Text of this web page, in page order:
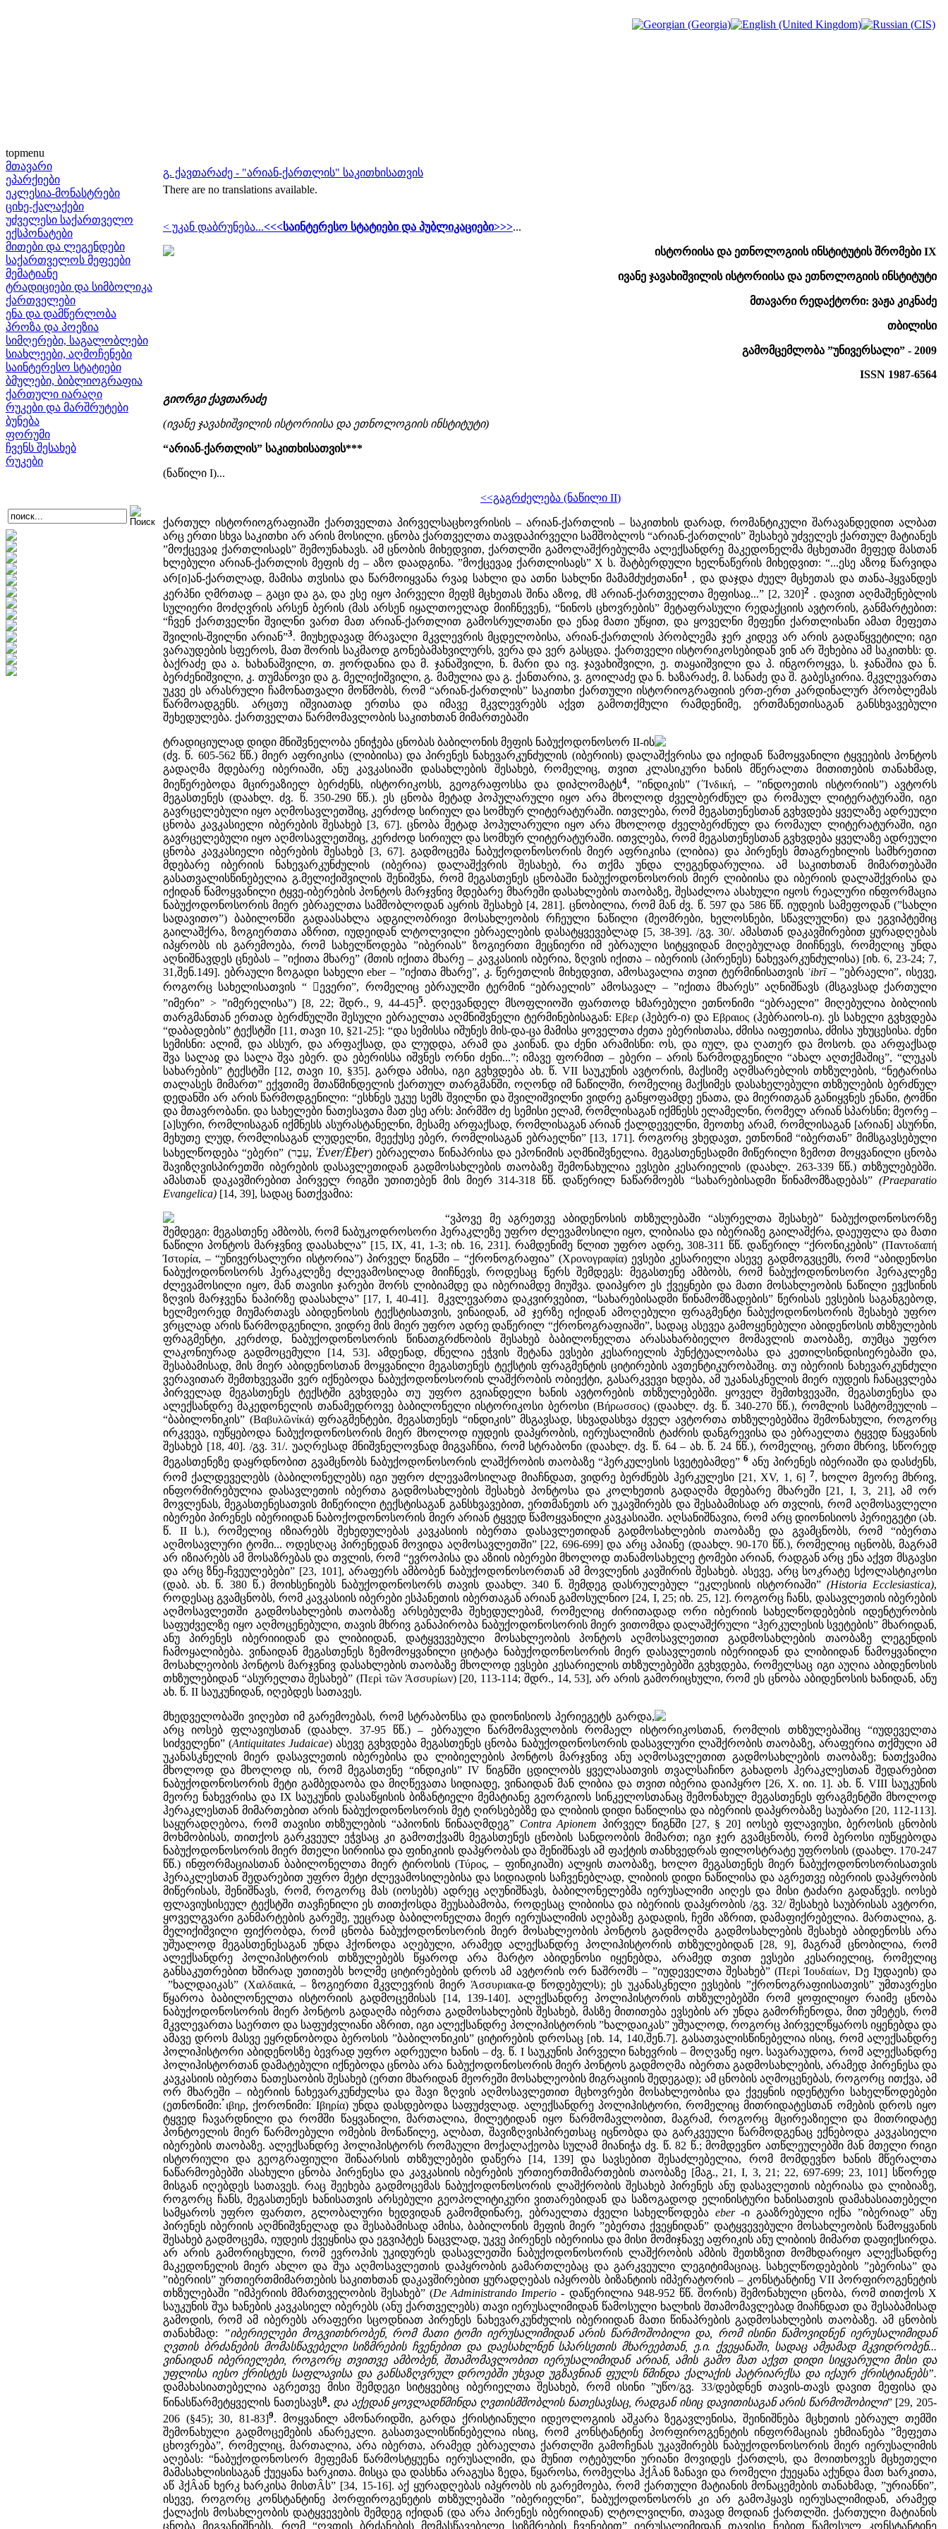
topmenu
მთავარი
ეპარქიები
ეკლესია-მონასტრები
ციხე-ქალაქები
უძველესი საქართველო
ექსპონატები
მითები და ლეგენდები
საქართველოს მეფეები
მემატიანე
ტრადიციები და სიმბოლიკა
ქართველები
ენა და დამწერლობა
პროზა და პოეზია
სიმღერები, საგალობლები
სიახლეები, აღმოჩენები
საინტერესო სტატიები
ბმულები, ბიბლიოგრაფია
ქართული იარაღი
რუკები და მარშრუტები
ბუნება
ფორუმი
ჩვენს შესახებ
რუკები
გ. ქავთარაძე - "არიან-ქართლის" საკითხისათვის
There are no translations available.
< უკან დაბრუნება...<<<საინტერესო სტატიები და პუბლიკაციები>>>...
ისტორიისა და ეთნოლოგიის ინსტიტუტის შრომებიIX
ივანე ჯავახიშვილის ისტორიისა და ეთნოლოგიის ინსტიტუტი
მთავარი რედაქტორი: ვაჟა კიკნაძე
თბილისი
გამომცემლობა ”უნივერსალი” - 2009
ISSN 1987-6564
გიორგი ქავთარაძე
(ივანე ჯავახიშვილის ისტორიისა და ეთნოლოგიის ინსტიტუტი)
“არიან-ქართლის” საკითხისათვის***
(ნაწილი I)...
<<გაგრძელება (ნაწილი II)
ქართულ ისტორიოგრაფიაში ქართველთა პირველსაცხოვრისის – არიან-ქართლის – საკითხის დარად, რომანტიკული შარავანდედით ალბათ
არც ერთი სხვა საკითხი არ არის მოსილი. ცნობა ქართველთა თავდაპირველი სამშობლოს “არიან-ქართლის” შესახებ უძველეს ქართულ მატიანეს
”მოქცევაჲ ქართლისაჲს” შემოუნახავს. ამ ცნობის მიხედვით, ქართლში გამოლაშქრებულმა ალექსანდრე მაკედონელმა მცხეთაში მეფედ მასთან
ხლებული არიან-ქართლის მეფის ძე – აზო დაადგინა. ”მოქცევაჲ ქართლისაჲს” X ს. შატბერდული ხელნაწერის მიხედვით: “...ესე აზოჲ წარვიდა
არ[ი]ან-ქართლად, მამისა თჳსისა და წარმოიყვანა რვაჲ სახლი და ათნი სახლნი მამამძუძეთანი1 , და დაჯდა ძუელ მცხეთას და თანა-ჰყვანდეს
კერპნი ღმრთად – გაცი და გა, და ესე იყო პირველი მეფჱ მცხეთას შინა აზოჲ, ძჱ არიან-ქართველთა მეფისაჲ...” [2, 320]2 . დავით აღმაშენებლის
სულიერი მოძღვრის არსენ ბერის (მას არსენ იყალთოელად მიიჩნევენ), “ნინოს ცხოვრების” მეტაფრასული რედაქციის ავტორის, განმარტებით:
“ჩვენ ქართველნი შვილნი ვართ მათ არიან-ქართლით გამოსრულთანი და ენაჲ მათი უწყით, და ყოველნი მეფენი ქართლისანი ამათ მეფეთა
შვილის-შვილნი არიან”3. მიუხედავად მრავალი მკვლევრის მცდელობისა, არიან-ქართლის პრობლემა ჯერ კიდევ არ არის გადაწყვეტილი; იგი
ვარაუდების სფეროს, მათ შორის საკმაოდ გონებამახვილურს, ვერა და ვერ გასცდა. ქართველი ისტორიკოსებიდან ვინ არ შეხებია ამ საკითხს: დ.
ბაქრაძე და ა. ხახანაშვილი, თ. ჟორდანია და მ. ჯანაშვილი, ნ. მარი და ივ. ჯავახიშვილი, ე. თაყაიშვილი და პ. ინგოროყვა, ს. ჯანაშია და ნ.
ბერძენიშვილი, კ. თუმანოვი და გ. მელიქიშვილი, გ. მამულია და გ. ქანთარია, ვ. გოილაძე და ნ. ხაზარაძე, მ. სანაძე და შ. გაბესკირია. მკვლევართა
უკვე ეს არასრული ჩამონათვალი მოწმობს, რომ “არიან-ქართლის” საკითხი ქართული ისტორიოგრაფიის ერთ-ერთ კარდინალურ პრობლემას
წარმოადგენს. არცთუ იშვიათად ერთსა და იმავე მკვლევრებს აქვთ გამოთქმული რამდენიმე, ერთმანეთისაგან განსხვავებული
შეხედულება. ქართველთა წარმომავლობის საკითხთან მიმართებაში
ტრადიციულად დიდი მნიშვნელობა ენიჭება ცნობას ბაბილონის მეფის ნაბუქოდონოსორ II-ის
(ძვ. წ. 605-562 წწ.) მიერ აფრიკისა (ლიბიისა) და პირენეს ნახევარკუნძულის (იბერიის) დალაშქვრისა და იქიდან წამოყვანილი ტყვეების პონტოს
გადაღმა მდებარე იბერიაში, ანუ კავკასიაში დასახლების შესახებ, რომელიც, თვით კლასიკური ხანის მწერალთა მითითების თანახმად,
მიეწერებოდა მცირეაზიელ ბერძენს, ისტორიკოსს, გეოგრაფოსსა და დიპლომატს4, ”ინდიკის” (΄Ίνδική, – ”ინდოეთის ისტორიის”) ავტორს
მეგასთენეს (დაახლ. ძვ. წ. 350-290 წწ.). ეს ცნობა მეტად პოპულარული იყო არა მხოლოდ ძველბერძნულ და რომაულ ლიტერატურაში, იგი
გავრცელებული იყო აღმოსავლეთშიც, კერძოდ სირიულ და სომხურ ლიტერატურაში. ითვლება, რომ მეგასთენესთან გვხვდება ყველაზე ადრეული
ცნობა კავკასიელი იბერების შესახებ [3, 67]. ცნობა მეტად პოპულარული იყო არა მხოლოდ ძველბერძნულ და რომაულ ლიტერატურაში, იგი
გავრცელებული იყო აღმოსავლეთშიც, კერძოდ სირიულ და სომხურ ლიტერატურაში. ითვლება, რომ მეგასთენესთან გვხვდება ყველაზე ადრეული
ცნობა კავკასიელი იბერების შესახებ [3, 67]. გადმოცემა ნაბუქოდონოსორის მიერ აფრიკისა (ლიბია) და პირენეს მთაგრეხილის სამხრეთით
მდებარე იბერიის ნახევარკუნძულის (იბერია) დალაშქვრის შესახებ, რა თქმა უნდა ლეგენდარულია. ამ საკითხთან მიმართებაში
გასათვალისწინებელია გ.მელიქიშვილის შენიშვნა, რომ მეგასთენეს ცნობაში ნაბუქოდონოსორის მიერ ლიბიისა და იბერიის დალაშქვრისა და
იქიდან წამოყვანილი ტყვე-იბერების პონტოს მარჯვნივ მდებარე მხარეში დასახლების თაობაზე, შესაძლოა ასახული იყოს რეალური ინფორმაცია
ნაბუქოდონოსორის მიერ ებრაელთა სამშობლოდან აყრის შესახებ [4, 281]. ცნობილია, რომ მან ძვ. წ. 597 და 586 წწ. იუდეის სამეფოდან (”სახლი
სადავითო”) ბაბილონში გადაასახლა ადგილობრივი მოსახლეობის რჩეული ნაწილი (მეომრები, ხელოსნები, სწავლულნი) და ეგვიპტეშიც
გაილაშქრა, ზოგიერთთა აზრით, იუდეიდან ლტოლვილი ებრაელების დასატყვევებლად [5, 38-39]. /გვ. 30/. ამასთან დაკავშირებით ყურადღებას
იპყრობს ის გარემოება, რომ სახელწოდება ”იბერიას” ზოგიერთი მეცნიერი იმ ებრაული სიტყვიდან მიღებულად მიიჩნევს, რომელიც უნდა
აღნიშნავდეს ცნებას – ”იქითა მხარე” (მთის იქითა მხარე – კავკასიის იბერია, ზღვის იქითა – იბერიის (პირენეს) ნახევარკუნძულისა) [იხ. 6, 23-24; 7,
31,შენ.149]. ებრაული ზოგადი სახელი eber – ”იქითა მხარე”, კ. წერეთლის მიხედვით, ამოსავალია თვით ტერმინისათვის ʿibrī – ”ებრაელი”, ისევე,
როგორც სახელისათვის “ევერი”, რომელიც ებრაულში ტერმინ “ებრაელის” ამოსავალ – ”იქითა მხარეს” აღნიშნავს (მსგავსად ქართული
”იმერი” > ”იმერელისა”) [8, 22; შდრ., 9, 44-45]5. დღევანდელ მსოფლიოში ფართოდ ხმარებული ეთნონიმი “ებრაელი” მიღებულია ბიბლიის
თარგმანთან ერთად ბერძნულში შესული ებრაელთა აღმნიშვნელი ტერმინებისაგან: Εβερ (ჰებერ-ი) და Εβραιος (ჰებრაიოს-ი). ეს სახელი გვხვდება
“დაბადების” ტექსტში [11, თავი 10, §21-25]: “და სემისსა იშუნეს მის-და-ცა მამისა ყოველთა ძეთა ებერისთასა, ძმისა იაფეთისა, ძმისა უხუცესისა. ძენი
სემისნი: ალიმ, და ასსურ, და არფაქსად, და ლუდდა, არამ და კაინან. და ძენი არამისნი: ოს, და იულ, და ღათერ და მოსოხ. და არფაქსად
შვა სალაჲ და სალა შვა ებერ. და ებერისსა იშვნეს ორნი ძენი...”; იმავე ფორმით – ებერი – არის წარმოდგენილი “ახალ აღთქმაშიც”, “ლუკას
სახარების” ტექსტში [12, თავი 10, §35]. გარდა ამისა, იგი გვხვდება ახ. წ. VII საუკუნის ავტორის, მაქსიმე აღმსარებლის თხზულების, “ნეტარისა
თალასეს მიმართ” ექვთიმე მთაწმინდელის ქართულ თარგმანში, ოღონდ იმ ნაწილში, რომელიც მაქსიმეს დასახელებული თხზულების ბერძნულ
დედანში არ არის წარმოდგენილი: “ესხნეს უკუე სემს შვილნი და შვილიშვილნი ვიდრე განყოფამდე ენათა, და მიერითგან განიყვნეს ენანი, ტომნი
და მთავრობანი. და სახელები ნათესავთა მათ ესე არს: პირმშო ძე სემისი ელამ, რომლისაგან იქმნესს ელამელნი, რომელ არიან სპარსნი; მეორე –
[ა]სური, რომლისაგან იქმნესს ასურასტანელნი, მესამე არფაქსად, რომლისაგან არიან ქალდეველნი, მეოთხე არამ, რომლისაგან [არიან] ასურნი,
მეხუთე ლუდ, რომლისაგან ლუდელნი, მეექუსე ებერ, რომლისაგან ებრაელნი” [13, 171]. როგორც ვხედავთ, ეთნონიმ “იბერთან” მიმსგავსებული
სახელწოდება “ებერი” (עֵבֶר, ʿÉver/Ēḇer) ებრაელთა წინაპრისა და ეპონიმის აღმნიშვნელია. მეგასთენესადმი მიწერილი ზემოთ მოყვანილი ცნობა
შავიზღვისპირეთში იბერების დასავლეთიდან გადმოსახლების თაობაზე შემონახულია ევსები კესარიელის (დაახლ. 263-339 წწ.) თხზულებებში.
ამასთან დაკავშირებით პირველ რიგში უთითებენ მის მიერ 314-318 წწ. დაწერილ ნაწარმოებს “სახარებისადმი წინამომზადებას” (Praeparatio
Evangelica) [14, 39], სადაც ნათქვამია:
“ვპოვე მე აგრეთვე აბიდენოსის თხზულებაში “ასურელთა შესახებ” ნაბუქოდონოსორზე
შემდეგი: მეგასთენე ამბობს, რომ ნაბუკოდროსორი ჰერაკლეზე უფრო ძლევამოსილი იყო, ლიბიასა და იბერიაზე გაილაშქრა, დაეუფლა და მათი
ნაწილი პონტოს მარჯვნივ დაასახლა” [15, IX, 41, 1-3; იხ. 16, 231]. რამდენიმე წლით უფრო ადრე, 308-311 წწ. დაწერილ “ქრონიკების” (Παντοδαπή
Ίστορία, – “უნივერსალური ისტორია”) პირველ წიგნში – “ქრონოგრაფია” (Χρονογραφία) ევსები კესარიელი ასევე გადმოგვცემს, რომ “აბიდენოსი
ნაბუქოდონოსორს ჰერაკლეზე ძლევამოსილად მიიჩნევს, როდესაც წერს შემდეგს: მეგასთენე ამბობს, რომ ნაბუქოდონოსორი ჰერაკლეზე
ძლევამოსილი იყო, მან თავისი ჯარები შორს ლიბიამდე და იბერიამდე მიუშვა. დაიპყრო ეს ქვეყნები და მათი მოსახლეობის ნაწილი ევქსინის
ზღვის მარჯვენა ნაპირზე დაასახლა” [17, I, 40-41]. მკვლევართა დაკვირვებით, “სახარებისადმი წინამომზადების” წერისას ევსების საგანგებოდ,
ხელმეორედ მიუმართავს აბიდენოსის ტექსტისათვის, ვინაიდან, ამ ჯერზე იქიდან ამოღებული ფრაგმენტი ნაბუქოდონოსორის შესახებ უფრო
ვრცლად არის წარმოდგენილი, ვიდრე მის მიერ უფრო ადრე დაწერილ “ქრონოგრაფიაში”, სადაც ასევეა გამოყენებული აბიდენოსის თხზულების
ფრაგმენტი, კერძოდ, ნაბუქოდონოსორის წინათგრძნობის შესახებ ბაბილონელთა არასახარბიელო მომავლის თაობაზე, თუმცა უფრო
ლაკონიურად გადმოცემული [14, 53]. ამდენად, ძნელია ეჭვის შეტანა ევსები კესარიელის პუნქტუალობასა და კეთილსინდისიერებაში და,
შესაბამისად, მის მიერ აბიდენოსთან მოყვანილი მეგასთენეს ტექსტის ფრაგმენტის ციტირების ავთენტიკურობაშიც. თუ იბერიის ნახევარკუნძული
ვერავითარ შემთხვევაში ვერ იქნებოდა ნაბუქოდონოსორის ლაშქრობის ობიექტი, გასარკვევი ხდება, ამ უკანასკნელის მიერ იუდეის ჩანაცვლება
პირველად მეგასთენეს ტექსტში გვხვდება თუ უფრო გვიანდელი ხანის ავტორების თხზულებებში. ყოველ შემთხვევაში, მეგასთენესა და
ალექსანდრე მაკედონელის თანამედროვე ბაბილონელი ისტორიკოსი ბეროსი (Βήρωσσος) (დაახლ. ძვ. წ. 340-270 წწ.), რომლის სამტომეულის –
“ბაბილონიკის” (Βαβυλῶνίκά) ფრაგმენტები, მეგასთენეს “ინდიკის” მსგავსად, სხვადასხვა ძველ ავტორთა თხზულებებშია შემონახული, როგორც
ირკვევა, იუწყებოდა ნაბუქოდონოსორის მიერ მხოლოდ იუდეის დაპყრობის, იერუსალიმის ტაძრის დანგრევისა და ებრაელთა ტყვედ წაყვანის
შესახებ [18, 40]. /გვ. 31/. უაღრესად მნიშვნელოვნად მიგვაჩნია, რომ სტრაბონი (დაახლ. ძვ. წ. 64 – ახ. წ. 24 წწ.), რომელიც, ერთი მხრივ, სწორედ
მეგასთენეზე დაყრდნობით გვამცნობს ნაბუქოდონოსორის ლაშქრობის თაობაზე “ჰერკულესის სვეტებამდე”6 ანუ პირენეს იბერიაში და დასძენს,
რომ ქალდეველებს (ბაბილონელებს) იგი უფრო ძლევამოსილად მიაჩნდათ, ვიდრე ბერძნებს ჰერკულესი [21, XV, 1, 6] 7, ხოლო მეორე მხრივ,
ინფორმირებულია დასავლეთის იბერთა გადმოსახლების შესახებ პონტოსა და კოლხეთის გადაღმა მდებარე მხარეში [21, I, 3, 21], ამ ორ
მოვლენას, მეგასთენესათვის მიწერილი ტექსტისაგან განსხვავებით, ერთმანეთს არ უკავშირებს და შესაბამისად არ თვლის, რომ აღმოსავლელი
იბერები პირენეს იბერიიდან ნაბოქოდონოსორის მიერ არიან ტყვედ წამოყვანილი კავკასიაში. აღსანიშნავია, რომ არც დიონისიოს პერიეგეტი (ახ.
წ. II ს.), რომელიც იზიარებს შეხედულებას კავკასიის იბერთა დასავლეთიდან გადმოსახლების თაობაზე და გვამცნობს, რომ “იბერთა
აღმოსავლური ტომი... ოდესღაც პირენედან მოვიდა აღმოსავლეთში” [22, 696-699] და არც აპიანე (დაახლ. 90-170 წწ.), რომელიც იცნობს, მაგრამ
არ იზიარებს ამ მოსაზრებას და თვლის, რომ “ევროპისა და აზიის იბერები მხოლოდ თანამოსახელე ტომები არიან, რადგან არც ენა აქვთ მსგავსი
და არც ზნე-ჩვეულებები” [23, 101], არაფერს ამბობენ ნაბუქოდონოსორთან ამ მოვლენის კავშირის შესახებ. ასევე, არც სოკრატე სქოლასტიკოსი
(დაბ. ახ. წ. 380 წ.) მოიხსენიებს ნაბუქოდონოსორს თავის დაახლ. 340 წ. შემდეგ დასრულებულ “ეკლესიის ისტორიაში” (Historia Ecclesiastica),
როდესაც გვამცნობს, რომ კავკასიის იბერები ესპანეთის იბერთაგან არიან გამოსულნიო [24, I, 25; იხ. 25, 12]. როგორც ჩანს, დასავლეთის იბერების
აღმოსავლეთში გადმოსახლების თაობაზე არსებულმა შეხედულებამ, რომელიც ძირითადად ორი იბერიის სახელწოდებების იდენტურობის
საფუძველზე იყო აღმოცენებული, თავის მხრივ განაპირობა ნაბუქოდონოსორის მიერ ვითომდა დალაშქრული “ჰერკულესის სვეტების” მხარიდან,
ანუ პირენეს იბერიიიდან და ლიბიიდან, დატყვევებული მოსახლეობის პონტოს აღმოსავლეთით გადმოსახლების თაობაზე ლეგენდის
ჩამოყალიბება. ვინაიდან მეგასთენეს ზემომოყვანილი ციტატა ნაბუქოდონოსორის მიერ დასავლეთის იბერიიდან და ლიბიიდან წამოყვანილი
მოსახლეობის პონტოს მარჯვნივ დასახლების თაობაზე მხოლოდ ევსები კესარიელის თხზულებებში გვხვდება, რომელსაც იგი აუღია აბიდენოსის
თხზულებიდან “ასურელთა შესახებ” (Περὶ τῶν Άσσυρίων) [20, 113-114; შდრ., 14, 53], არ არის გამორიცხული, რომ ეს ცნობა აბიდენოსის ხანიდან, ანუ
ახ. წ. II საუკუნიდან, იღებდეს სათავეს.
მხედველობაში ვიღებთ იმ გარემოებას, რომ სტრაბონსა და დიონისიოს პერიეგეტს გარდა,
არც იოსებ ფლავიუსთან (დაახლ. 37-95 წწ.) – ებრაული წარმომავლობის რომაელ ისტორიკოსთან, რომლის თხზულებაშიც “იუდეველთა
სიძველენი”(Antiquitates Judaicae) ასევე გვხვდება მეგასთენეს ცნობა ნაბუქოდონოსორის დასავლური ლაშქრობის თაობაზე, არაფერია თქმული ამ
უკანასკნელის მიერ დასავლეთის იბერებისა და ლიბიელების პონტოს მარჯვნივ ანუ აღმოსავლეთით გადმოსახლების თაობაზე; ნათქვამია
მხოლოდ და მხოლოდ ის, რომ მეგასთენე “ინდიკის” IV წიგნში ცდილობს ყველასათვის თვალსაჩინო გახადოს ჰერაკლესთან შედარებით
ნაბუქოდონოსორის მეტი გამბედაობა და მიღწევათა სიდიადე, ვინაიდან მან ლიბია და თვით იბერია დაიპყრო [26, X. იი. 1]. ახ. წ. VIII საუკუნის
მეორე ნახევრისა და IX საუკუნის დასაწყისის ბიზანტიელი მემატიანე გეორგიოს სინკელოსთანაც შემონახულ მეგასთენეს ფრაგმენტში მხოლოდ
ჰერაკლესთან მიმართებით არის ნაბუქოდონოსორის მეტ ღირსებებზე და ლიბიის დიდი ნაწილისა და იბერიის დაპყრობაზე საუბარი [20, 112-113].
საყურადღებოა, რომ თავისი თხზულების “აპიონის წინააღმდეგ” Contra Apionem პირველ წიგნში [27, § 20] იოსებ ფლავიუსი, ბეროსის ცნობის
მოხმობისას, თითქოს გარკვეულ ეჭვსაც კი გამოთქვამს მეგასთენეს ცნობის სანდოობის მიმართ; იგი ჯერ გვამცნობს, რომ ბეროსი იუწყებოდა
ნაბუქოდონოსორის მიერ მთელი სირიისა და ფინიკიის დაპყრობას და შენიშნავს ამ ფაქტის თანხვედრას ფილოსტრატე უფროსის (დაახლ. 170-247
წწ.) ინფორმაციასთან ბაბილონელთა მიერ ტიროსის (Τύρος, – ფინიკიაში) ალყის თაობაზე, ხოლო მეგასთენეს მიერ ნაბუქოდონოსორისათვის
ჰერაკლესთან შედარებით უფრო მეტი ძლევამოსილებისა და სიდიადის საჩვენებლად, ლიბიის დიდი ნაწილისა და აგრეთვე იბერიის დაპყრობის
მიწერისას, შენიშნავს, რომ, როგორც მას (იოსებს) ადრეც აღუნიშნავს, ბაბილონელებმა იერუსალიმი აიღეს და მისი ტაძარი გადაწვეს. იოსებ
ფლავიუსისეულ ტექსტში თავჩენილი ეს თითქოსდა შეუსაბამობა, როდესაც ლიბიისა და იბერიის დაპყრობის /გვ. 32/ შესახებ საუბრისას ავტორი,
ყოველგვარი განმარტების გარეშე, უეცრად ბაბილონელთა მიერ იერუსალიმის აღებაზე გადადის, ჩემი აზრით, დამაფიქრებელია. მართალია, გ.
მელიქიშვილი ფიქრობდა, რომ ცნობა ნაბუქოდონოსორის მიერ მოსახლეობის პონტოს გადმოღმა გადმოსახლების შესახებ აბიდენოსს არა
უშუალოდ მეგასთენესაგან უნდა ჰქონოდა აღებული, არამედ ალექსანდრე პოლიჰისტორის თხზულებიდან [28, 9], მაგრამ ცნობილია, რომ
ალექსანდრე პოლიჰისტორის თხზულებებს წყაროდ არა მარტო აბიდენოსი იყენებდა, არამედ თვით ევსები კესარიელიც, რომელიც
განსაკუთრებით ხშირად უთითებს ხოლმე ციტირებების დროს ამ ავტორის ორ ნაშრომს – ”იუდეველთა შესახებ” (Περὶ Ίουδαίων, Dე Iუდაეის) და
”ხალდაიკას” (Χαλδαικά, – ზოგიერთი მკვლევრის მიერ Άσσυριακα-დ წოდებულს); ეს უკანასკნელი ევსების ”ქრონოგრაფიისათვის” უმთავრესი
წყაროა ბაბილონელთა ისტორიის გადმოცემისას [14, 139-140]. ალექსანდრე პოლიჰისტორის თხზულებებში რომ ყოფილიყო რაიმე ცნობა
ნაბუქოდონოსორის მიერ პონტოს გადაღმა იბერთა გადმოსახლების შესახებ, მასზე მითითება ევსების არ უნდა გამორჩენოდა, მით უმეტეს, რომ
მკვლევართა საერთო და საფუძვლიანი აზრით, იგი ალექსანდრე პოლიჰისტორის ”ხალდაიკას” უშუალოდ, როგორც პირველწყაროს იყენებდა და
ამავე დროს მასვე ეყრდნობოდა ბეროსის ”ბაბილონიკის” ციტირების დროსაც [იხ. 14, 140,შენ.7]. გასათვალისწინებელია ისიც, რომ ალექსანდრე
პოლიჰისტორი აბიდენოსზე ბევრად უფრო ადრეული ხანის – ძვ. წ. I საუკუნის პირველი ნახევრის – მოღვაწე იყო. სავარაუდოა, რომ ალექსანდრე
პოლიჰისტორთან დამატებული იქნებოდა ცნობა არა ნაბუქოდონოსორის მიერ პონტოს გადმოღმა იბერთა გადმოსახლების, არამედ პირენესა და
კავკასიის იბერთა ნათესაობის შესახებ (ერთი მხარიდან მეორეში მოსახლეობის მიგრაციის შედეგად); ამ ცნობის აღმოცენებას, როგორც ითქვა, ამ
ორ მხარეში – იბერიის ნახევარკუნძულსა და შავი ზღვის აღმოსავლეთით მცხოვრები მოსახლეობისა და ქვეყნის იდენტური სახელწოდებები
(ეთნონიმი: ̉́ιβηρ, ქორონიმი: ́Ιβηρία) უნდა დასდებოდა საფუძვლად. ალექსანდრე პოლიჰისტორი, რომელიც მითრიდატესთან ომების დროს იყო
ტყვედ ჩავარდნილი და რომში წაყვანილი, მართალია, მილეტიდან იყო წარმომავლობით, მაგრამ, როგორც მცირეაზიელი და მითრიდატე
პონტოელის მიერ წარმოებული ომების მონაწილე, ალბათ, შავიზღვისპირეთსაც იცნობდა და გარკვეული წარმოდგენაც ექნებოდა კავკასიელი
იბერების თაობაზე. ალექსანდრე პოლიჰისტორს რომაული მოქალაქეობა სულამ მიანიჭა ძვ. წ. 82 წ.; მომდევნო ათწლეულებში მან მთელი რიგი
ისტორიული და გეოგრაფიული შინაარსის თხზულებები დაწერა [14, 139] და სავსებით შესაძლებელია, რომ მომდევნო ხანის მწერალთა
ნაწარმოებებში ასახული ცნობა პირენესა და კავკასიის იბერების ურთიერთმიმართების თაობაზე [მაგ., 21, I, 3, 21; 22, 697-699; 23, 101] სწორედ
მისგან იღებდეს სათავეს. რაც შეეხება გადმოცემას ნაბუქოდონოსორის ლაშქრობის შესახებ პირენეს ანუ დასავლეთის იბერიასა და ლიბიაზე,
როგორც ჩანს, მეგასთენეს ხანისათვის არსებული გეოპოლიტიკური ვითარებიდან და საზოგადოდ ელინისტური ხანისათვის დამახასიათებელი
სამყაროს უფრო ფართო, გლობალური ხედვიდან გამომდინარე, ებრაელთა ძველი სახელწოდება eber-ი გააზრებული იქნა ”იბერიად” ანუ
პირენეს იბერიის აღმნიშვნელად და შესაბამისად ამისა, ბაბილონის მეფის მიერ ”ებერთა ქვეყნიდან” დატყვევებული მოსახლეობის წამოყვანის
შესახებ გადმოცემა, იუდეის ქვეყნისა და ეგვიპტეს ნაცვლად, უკვე პირენეს იბერიისა და მისი მომიჯნავე აფრიკის ანუ ლიბიის მიმართ დაფიქსირდა.
არ არის გამორიცხული, რომ ევროპის უკიდურეს დასავლეთში ნაბუქოდონოსორის ლაშქრობის ამბის შეთხზვით მომხდარიყო ალექსანდრე
მაკედონელის მიერ ახლო და შუა აღმოსავლეთის დაპყრობის გამართლებაც და გარკვეული ლეგიტიმაციაც. სახელწოდებების ”ებერისა” და
”იბერიის” ურთიერთმიმართების საკითხთან დაკავშირებით ყურადღებას იპყრობს ბიზანტიის იმპერატორის – კონსტანტინე VII პორფიროგენეტის
თხზულებაში ”იმპერიის მმართველობის შესახებ” (De Administrando Imperio - დაწერილია 948-952 წწ. შორის) შემონახული ცნობა, რომ თითქოს X
საუკუნის შუა ხანების კავკასიელ იბერებს (ანუ ქართველებს) თავი იერუსალიმიდან წამოსული ხალხის შთამომავლებად მიაჩნდათ და შესაბამისად
გამოდის, რომ ამ იბერებს არაფერი სცოდნიათ პირენეს ნახევარკუნძულის იბერიიდან მათი წინაპრების გადმოსახლების თაობაზე. ამ ცნობის
თანახმად:
”იბერიელები მოგვითხრობენ, რომ მათი ტომი იერუსალიმიდან არის წარმოშობილი და, რომ ისინი წამოვიდნენ იერუსალიმიდან
ღვთის ბრძანების მომასწავებელი სიზმრების ჩვენებით და დაესახლნენ სპარსეთის მხარეებთან, ე.ი. ქვეყანაში, სადაც ამჟამად მკვიდრობენ...
ვინაიდან იბერიელები, როგორც თვითვე ამბობენ, შთამომავლობით იერუსალიმიდან არიან, ამის გამო მათ აქვთ დიდი სიყვარული მისი და
უფლისა იესო ქრისტეს საფლავისა და განსაზღვრულ დროებში უხვად უგზავნიან ფულს წმინდა ქალაქის პატრიარქსა და იქაურ ქრისტიანებს”.
დამახასიათებელია აგრეთვე მისი შემდეგი სიტყვებიც იბერიელთა შესახებ, რომ ისინი ”უწო/გვ. 33/დებდნენ თავის-თავს დავით მეფისა და
წინასწარმეტყველის ნათესავს8. და აქედან ყოვლადწმინდა ღვთისმშობლის ნათესავსაც, რადგან ისიც დავითისაგან არის წარმოშობილი” [29, 205-
206 (§45); 30, 81-83]9. მოყვანილ ამონარიდში, გარდა ქრისტიანული იდეოლოგიის აშკარა ზეგავლენისა, შეინიშნება მცხეთის ებრაულ თემში
შემონახული გადმოცემების ანარეკლი. გასათვალისწინებელია ისიც, რომ კონსტანტინე პორფიროგენეტის ინფორმაციას ეხმიანება ”მეფეთა
ცხოვრება”, რომელიც, მართალია, არა იბერთა, არამედ ებრაელთა ქართლში გამოჩენას უკავშირებს ნაბუქოდონოსორის მიერ იერუსალიმის
აღებას: “ნაბუქოდონოსორ მეფემან წარმოსტყუენა იერუსალიმი, და მუნით ოტებულნი ურიანი მოვიდეს ქართლს, და მოითხოვეს მცხეთელი
მამასახლისისაგან ქუეყანა ხარკითა. მისცა და დასხნა არაგუსა ზედა, წყაროსა, რომელსა ჰქÂან ზანავი და რომელი ქუეყანა აქუნდა მათ ხარკითა,
აწ ჰქÂან ხერკ ხარკისა მისთÂს” [34, 15-16]. აქ ყურადღებას იპყრობს ის გარემოება, რომ ქართული მატიანის მონაცემების თანახმად, ”ურიანნი”,
ისევე, როგორც კონსტანტინე პორფიროგენეტის თხზულებაში ”იბერიელნი”, ნაბუქოდონოსორს კი არ გამოჰყავს იერუსალიმიდან, არამედ
ქალაქის მოსახლეობის დატყვევების შემდეგ იქიდან (და არა პირენეს იბერიიდან) ლტოლვილნი, თავად მოდიან ქართლში. ქართული მატიანის
ცნობა მიგვანიშნებს, რომ “ღვთის ბრძანების მომასწავებელი სიზმრების ჩვენებით” იერუსალიმიდან თავისი ნებით წამოსულ კონსტანტინე